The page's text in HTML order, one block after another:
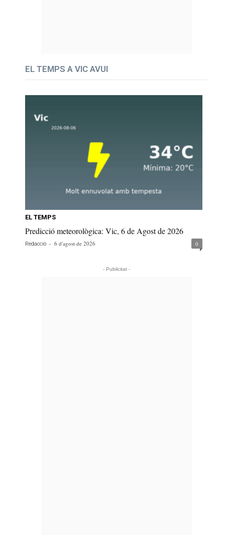
EL TEMPS A VIC AVUI
EL TEMPS
Predicció meteorològica: Vic, 6 de Agost de 2026
Redacció - 6 d'agost de 2026 0
- Publicitat -